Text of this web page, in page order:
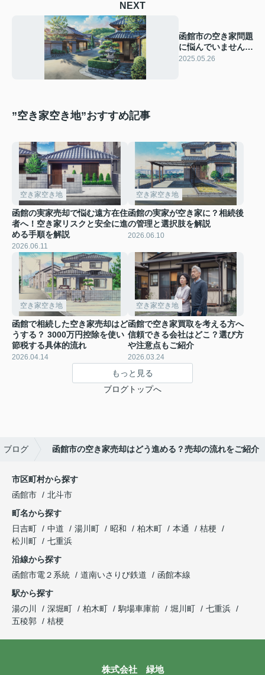
NEXT
函館市の空き家問題
に悩んでいません
か？空き家対策の選
2025.05.26
”空き家空き地”おすすめ記事
空き家空き地
函館の実家売却で悩む遠方在住
者へ！空き家リスクと安全に進
める手順を解説
2026.06.11
空き家空き地
函館の実家が空き家に？相続後
の管理と選択肢を解説
2026.06.10
空き家空き地
函館で相続した空き家売却はど
うする？ 3000万円控除を使い
節税する具体的流れ
2026.04.14
空き家空き地
函館で空き家買取を考える方へ
信頼できる会社はどこ？選び方
や注意点もご紹介
2026.03.24
もっと見る
ブログトップへ
ブログ 函館市の空き家売却はどう進める？売却の流れをご紹介
市区町村から探す
函館市
北斗市
町名から探す
日吉町
中道 湯川町 昭和 柏木町 本通
桔梗
松川町
七重浜
沿線から探す
函館市電２系統
道南いさりび鉄道
函館本線
駅から探す
湯の川
深堀町 柏木町 駒場車庫前 堀川町
七重浜
五稜郭
桔梗
株式会社 緑地